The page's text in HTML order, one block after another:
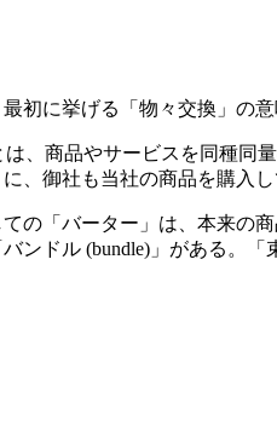
初に挙げる「物々交換」の意
、商品やサービスを同種
、御社も当社の商品を購入
の「バーター」は、本来
ンドル (bundle)」がある。